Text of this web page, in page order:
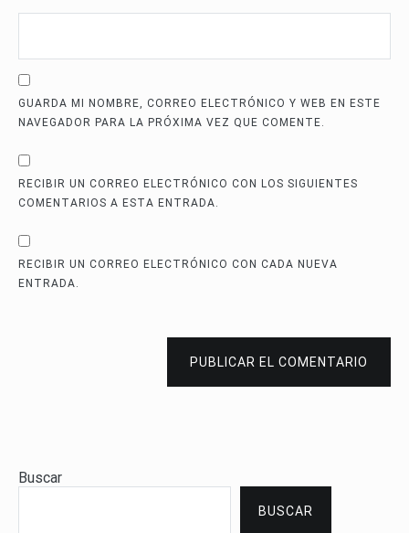
GUARDA MI NOMBRE, CORREO ELECTRÓNICO Y WEB EN ESTE
NAVEGADOR PARA LA PRÓXIMA VEZ QUE COMENTE.
RECIBIR UN CORREO ELECTRÓNICO CON LOS SIGUIENTES
COMENTARIOS A ESTA ENTRADA.
RECIBIR UN CORREO ELECTRÓNICO CON CADA NUEVA
ENTRADA.
PUBLICAR EL COMENTARIO
Buscar
BUSCAR